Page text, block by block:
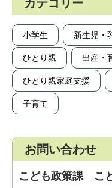
カテゴリー
小学生 新生児・
ひとり親 出産・
ひとり親家庭支援
子育て
お問い合わせ
こども政策課 こ